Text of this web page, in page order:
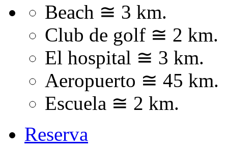
Beach ≅ 3 km.
Club de golf ≅ 2 km.
El hospital ≅ 3 km.
Aeropuerto ≅ 45 km.
Escuela ≅ 2 km.
Reserva